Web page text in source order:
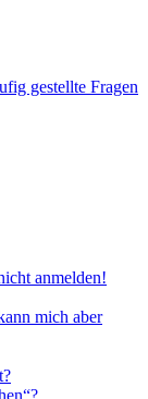
gestellte Fragen
anmelden!
mich aber